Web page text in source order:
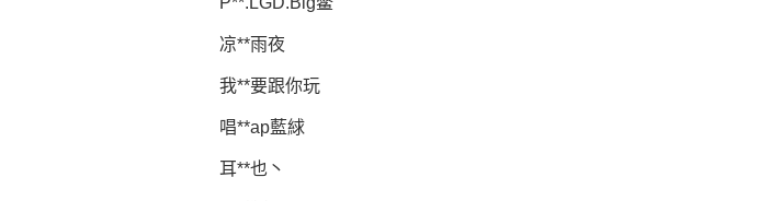
凉**雨夜
我**要跟你玩
唱**ap藍絿
耳**也丶